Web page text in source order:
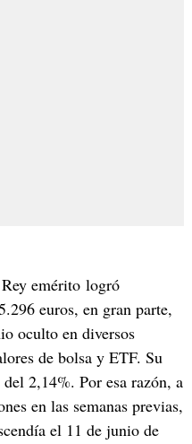
emérito logró
euros, en gran parte,
oculto en diversos
de bolsa y ETF. Su
2,14%. Por esa razón, a
en las semanas previas,
el 11 de junio de